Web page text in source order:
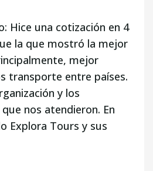
Hice una cotización en 4
la que mostró la mejor
mejor
transporte entre países.
y los
nos atendieron. En
Explora Tours y sus